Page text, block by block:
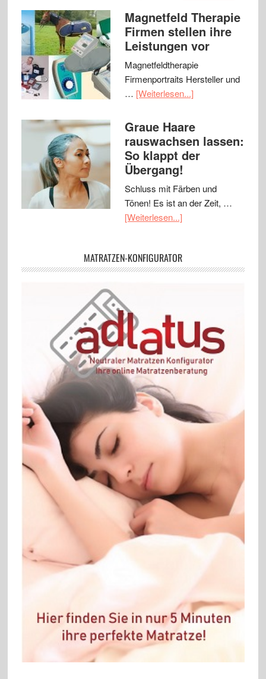
Magnetfeld Therapie
Firmen stellen ihre
Leistungen vor
Magnetfeldtherapie
Firmenportraits Hersteller und
… [Weiterlesen...]
Graue Haare
rauswachsen lassen:
So klappt der
Übergang!
Schluss mit Färben und
Tönen! Es ist an der Zeit, …
[Weiterlesen...]
MATRATZEN-KONFIGURATOR